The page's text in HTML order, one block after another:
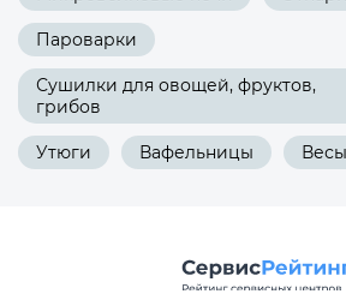
Пароварки
Сушилки для овощей, фруктов,
грибов
Утюги Вафельницы Весы